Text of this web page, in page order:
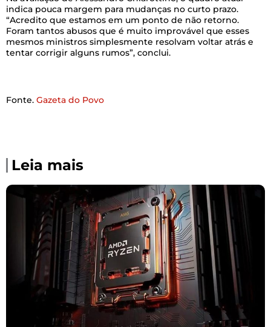
indica pouca margem para mudanças no curto prazo.
“Acredito que estamos em um ponto de não retorno.
Foram tantos abusos que é muito improvável que esses
mesmos ministros simplesmente resolvam voltar atrás e
tentar corrigir alguns rumos”, conclui.
Fonte. Gazeta do Povo
Leia mais